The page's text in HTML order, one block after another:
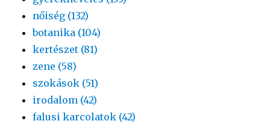
nőiség (132)
botanika (104)
kertészet (81)
zene (58)
szokások (51)
irodalom (42)
falusi karcolatok (42)